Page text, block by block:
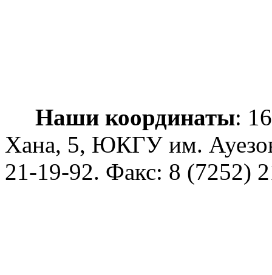
Наши координаты:
Хана, 5, ЮКГУ им.
21-19-92. Факс: 8 (7252)